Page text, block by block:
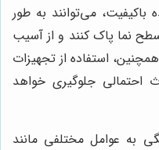
می‌توانند به طور
نما پاک کنند و از آسیب
استفاده از تجهیزات
احتمالی جلوگیری خواهد
به عوامل مختلفی مانند